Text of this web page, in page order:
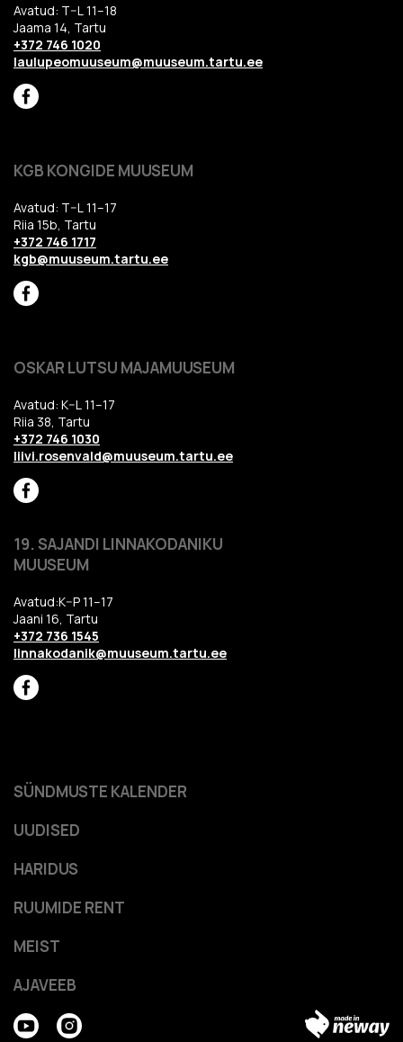
Avatud: T–L 11–18
Jaama 14, Tartu
+372 746 1020
laulupeomuuseum@muuseum.tartu.ee
KGB KONGIDE MUUSEUM
Avatud: T–L 11–17
Riia 15b, Tartu
+372 746 1717
kgb@muuseum.tartu.ee
OSKAR LUTSU MAJAMUUSEUM
Avatud: K–L 11–17
Riia 38, Tartu
+372 746 1030
liivi.rosenvald@muuseum.tartu.ee
19. SAJANDI LINNAKODANIKU
MUUSEUM
Avatud:K–P 11–17
Jaani 16, Tartu
+372 736 1545
linnakodanik@muuseum.tartu.ee
HARIDUS
RUUMIDE RENT
MEIST
AJAVEEB
SÜNDMUSTE KALENDER
UUDISED